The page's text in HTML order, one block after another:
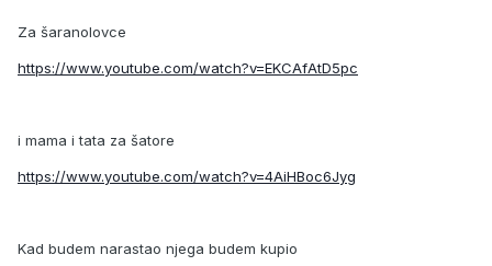
Za šaranolovce
https://www.youtube.com/watch?v=EKCAfAtD5pc
i mama i tata za šatore
https://www.youtube.com/watch?v=4AiHBoc6Jyg
Kad budem narastao njega budem kupio